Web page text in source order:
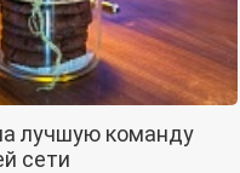
лучшую команду
сети